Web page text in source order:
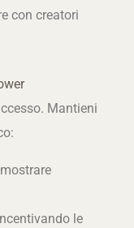
con creatori
Mantieni
le